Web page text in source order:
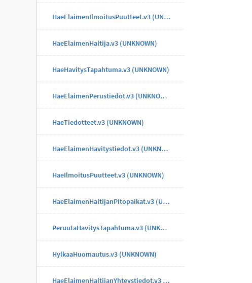
HaeElaimenIlmoitusPuutteet.v3 (UNKNOWN)
HaeElaimenHaltija.v3 (UNKNOWN)
HaeHavitysTapahtuma.v3 (UNKNOWN)
HaeElaimenPerustiedot.v3 (UNKNOWN)
HaeTiedotteet.v3 (UNKNOWN)
HaeElaimenHavitystiedot.v3 (UNKNOWN)
HaeIlmoitusPuutteet.v3 (UNKNOWN)
HaeElaimenHaltijanPitopaikat.v3 (UNKNOWN)
PeruutaHavitysTapahtuma.v3 (UNKNOWN)
HylkaaHuomautus.v3 (UNKNOWN)
HaeElaimenHaltijanYhteystiedot.v3 (UNKNOWN)